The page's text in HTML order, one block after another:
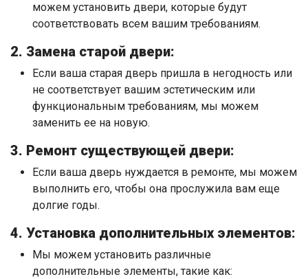
можем установить двери, которые будут
соответствовать всем вашим требованиям.
2. Замена старой двери:
Если ваша старая дверь пришла в негодность или
не соответствует вашим эстетическим или
функциональным требованиям, мы можем
заменить ее на новую.
3. Ремонт существующей двери:
Если ваша дверь нуждается в ремонте, мы можем
выполнить его, чтобы она прослужила вам еще
долгие годы.
4. Установка дополнительных элементов:
Мы можем установить различные
дополнительные элементы, такие как: